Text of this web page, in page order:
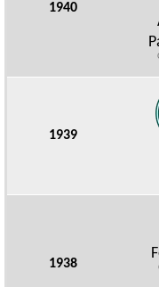
1940
1939
1938